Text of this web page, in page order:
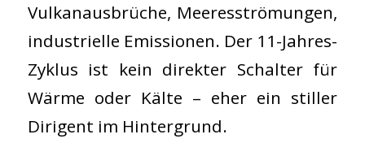
Vulkanausbrüche, Meeresströmungen,
industrielle Emissionen. Der 11-Jahres-
Zyklus ist kein direkter Schalter für
Wärme oder Kälte – eher ein stiller
Dirigent im Hintergrund.